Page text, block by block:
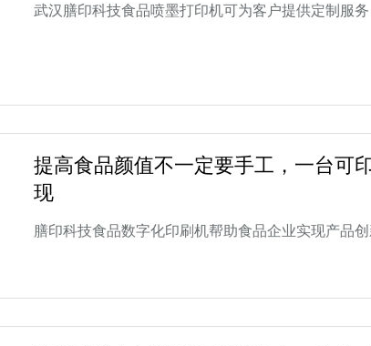
武汉膳印科技食品喷墨打印机可为客户提供定制服
提高食品颜值不一定要手工，一台可
现
膳印科技食品数字化印刷机帮助食品企业实现产品